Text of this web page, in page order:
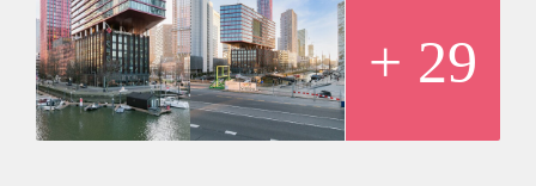
sanitair, ligbad, separate douche en wastafel.
- Gemeenschappelijke, afgesloten fietsenberging in de
onderbouw.
- Mogelijkheid om een parkeerplaats te huren in de
parkeergarage.
- Gemeenschappelijke daktuin op de 14e verdieping.
+ 29